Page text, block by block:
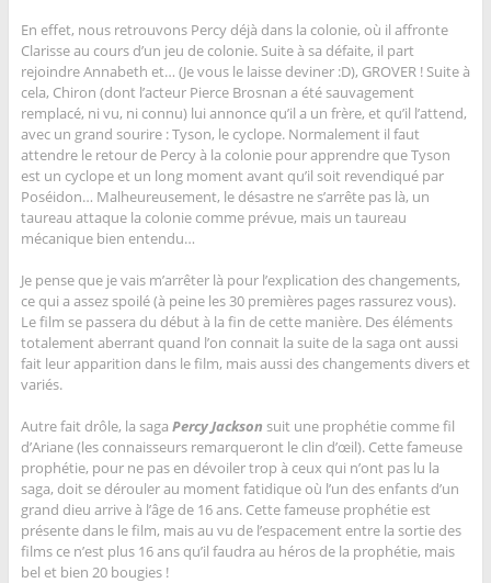
En effet, nous retrouvons Percy déjà dans la colonie, où il affronte
Clarisse au cours d’un jeu de colonie. Suite à sa défaite, il part
rejoindre Annabeth et… (Je vous le laisse deviner :D), GROVER ! Suite à
cela, Chiron (dont l’acteur Pierce Brosnan a été sauvagement
remplacé, ni vu, ni connu) lui annonce qu’il a un frère, et qu’il l’attend,
avec un grand sourire : Tyson, le cyclope. Normalement il faut
attendre le retour de Percy à la colonie pour apprendre que Tyson
est un cyclope et un long moment avant qu’il soit revendiqué par
Poséidon… Malheureusement, le désastre ne s’arrête pas là, un
taureau attaque la colonie comme prévue, mais un taureau
mécanique bien entendu…
Je pense que je vais m’arrêter là pour l’explication des changements,
ce qui a assez spoilé (à peine les 30 premières pages rassurez vous).
Le film se passera du début à la fin de cette manière. Des éléments
totalement aberrant quand l’on connait la suite de la saga ont aussi
fait leur apparition dans le film, mais aussi des changements divers et
variés.
Autre fait drôle, la saga Percy Jackson suit une prophétie comme fil
d’Ariane (les connaisseurs remarqueront le clin d’œil). Cette fameuse
prophétie, pour ne pas en dévoiler trop à ceux qui n’ont pas lu la
saga, doit se dérouler au moment fatidique où l’un des enfants d’un
grand dieu arrive à l’âge de 16 ans. Cette fameuse prophétie est
présente dans le film, mais au vu de l’espacement entre la sortie des
films ce n’est plus 16 ans qu’il faudra au héros de la prophétie, mais
bel et bien 20 bougies !